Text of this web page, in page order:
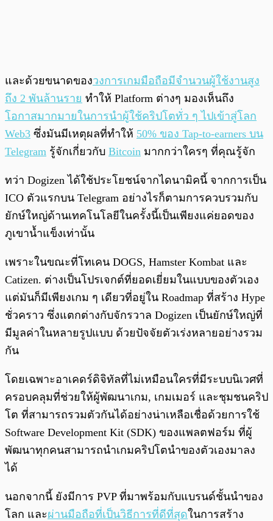
และด้วยขนาดของวงการเกมมือถือมีจำนวนผู้ใช้งานสูง
ถึง 2 พันล้านราย ทำให้ Platform ต่างๆ มองเห็นถึง
โอกาสมากมายในการนำผู้ใช้คริปโตทั่ว ๆ ไปเข้าสู่โลก
Web3 ซึ่งมันมีเหตุผลที่ทำให้ 50% ของ Tap-to-earners บน
Telegram รู้จักเกี่ยวกับ Bitcoin มากกว่าใครๆ ที่คุณรู้จัก
ทว่า Dogizen ได้ใช้ประโยชน์จากไดนามิคนี้ จากการเป็น
ICO ตัวแรกบน Telegram อย่างไรก็ตามการควบรวมกับ
ยักษ์ใหญ่ด้านเทคโนโลยีในครั้งนี้เป็นเพียงแค่ยอดของ
ภูเขาน้ำแข็งเท่านั้น
เพราะในขณะที่โทเคน DOGS, Hamster Kombat และ
Catizen. ต่างเป็นโปรเจกต์ที่ยอดเยี่ยมในแบบของตัวเอง
แต่มันก็มีเพียงเกม ๆ เดียวที่อยู่ใน Roadmap ที่สร้าง Hype
ชั่วคราว ซึ่งแตกต่างกับจักรวาล Dogizen เป็นยักษ์ใหญ่ที่
มีมูลค่าในหลายรูปแบบ ด้วยปัจจัยตัวเร่งหลายอย่างรวม
กัน
โดยเฉพาะอาเคดร์ดิจิทัลที่ไม่เหมือนใครที่มีระบบนิเวศที่
ครอบคลุมที่ช่วยให้ผู้พัฒนาเกม, เกมเมอร์ และชุมชนคริป
โต ที่สามารถรวมตัวกันได้อย่างน่าเหลือเชื่อด้วยการใช้
Software Development Kit (SDK) ของแพลตฟอร์ม ที่ผู้
พัฒนาทุกคนสามารถนำเกมคริปโตนำของตัวเองมาลง
ได้
นอกจากนี้ ยังมีการ PVP ที่มาพร้อมกับแบรนด์ชั้นนำของ
โลก และผ่านมือถือที่เป็นวิธีการที่ดีที่สุดในการสร้าง